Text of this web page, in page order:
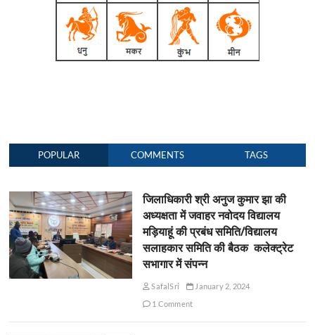
POPULAR COMMENTS TAGS
जिलाधिकारी श्री अनुज कुमार झा की
अध्यक्षता में जवाहर नवोदय विद्यालय
मड़ियाहूं की प्रबंध समिति/विद्यालय
सलाहकार समिति की बैठक कलेक्ट्रेट
सभागार में संपन्न
SafalSri
January 2, 2024
1 Comment